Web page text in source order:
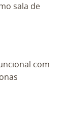
sala de
com